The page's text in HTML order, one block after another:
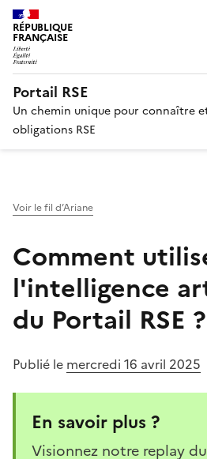
RÉPUBLIQUE
FRANÇAISE
Portail RSE
Un chemin unique pour connaître
obligations RSE
Voir le fil d’Ariane
Comment
l'intelligence
du Portail RSE ?
Publié le mercredi 16 avril 2025
En savoir plus ?
Visionnez notre replay du